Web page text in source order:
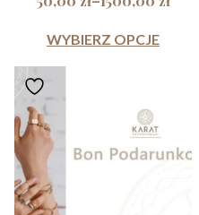
Zakres
od
WYBIERZ OPCJE
Ten
produkt
wiele
wariantów.
Opcje
można
wybrać